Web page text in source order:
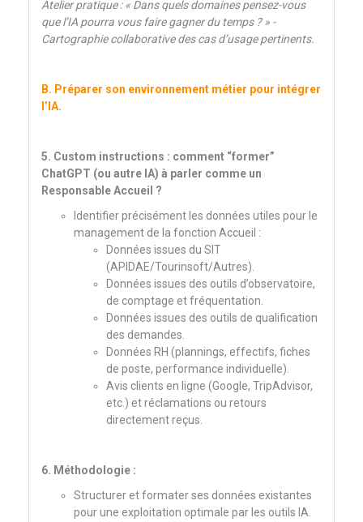
Atelier pratique : « Dans quels domaines pensez-vous
que l’IA pourra vous faire gagner du temps ? » -
Cartographie collaborative des cas d’usage pertinents.
B. Préparer son environnement métier pour intégrer
l’IA.
5. Custom instructions : comment “former”
ChatGPT (ou autre IA) à parler comme un
Responsable Accueil ?
Identifier précisément les données utiles pour le
management de la fonction Accueil :
Données issues du SIT
(APIDAE/Tourinsoft/Autres).
Données issues des outils d’observatoire,
de comptage et fréquentation.
Données issues des outils de qualification
des demandes.
Données RH (plannings, effectifs, fiches
de poste, performance individuelle).
Avis clients en ligne (Google, TripAdvisor,
etc.) et réclamations ou retours
directement reçus.
6. Méthodologie :
Structurer et formater ses données existantes
pour une exploitation optimale par les outils IA.